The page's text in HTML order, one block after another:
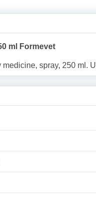
ml Formevet
spray, 250 ml.